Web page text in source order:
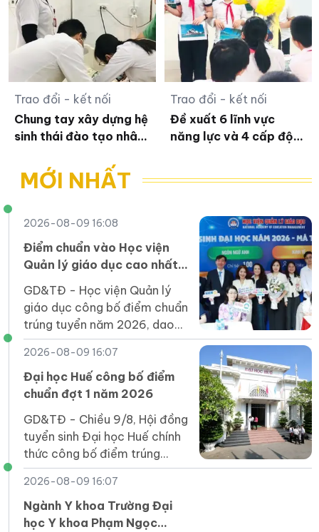
Trao đổi - kết nối
Chung tay xây dựng hệ
sinh thái đào tạo nhân
người DTTS
Trao đổi - kết nối
Đề xuất 6 lĩnh vực
năng lực và 4 cấp độ
MỚI NHẤT
2026-08-09 16:08
Điểm chuẩn vào Học viện
Quản lý giáo dục cao nhất
GD&TĐ - Học viện Quản lý
giáo dục công bố điểm chuẩn
trúng tuyển năm 2026, dao
động từ 16 đến 24,5. Cụ thể:
2026-08-09 16:07
Đại học Huế công bố điểm
chuẩn đợt 1 năm 2026
GD&TĐ - Chiều 9/8, Hội đồng
tuyển sinh Đại học Huế chính
thức công bố điểm trúng
tuyển đợt 1 cho các ngành
đào tạo đại học hệ chính quy.
2026-08-09 16:07
Ngành Y khoa Trường Đại
học Y khoa Phạm Ngọc